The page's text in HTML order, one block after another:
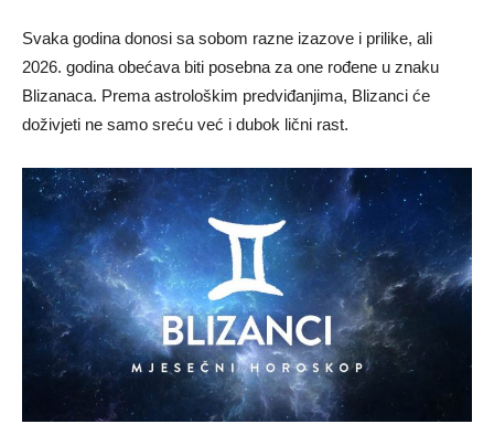
Svaka godina donosi sa sobom razne izazove i prilike, ali
2026. godina obećava biti posebna za one rođene u znaku
Blizanaca. Prema astrološkim predviđanjima, Blizanci će
doživjeti ne samo sreću već i dubok lični rast.